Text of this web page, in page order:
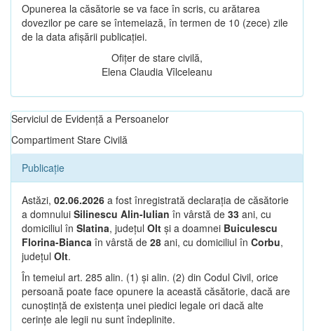
Opunerea la căsătorie se va face în scris, cu arătarea
dovezilor pe care se întemeiază, în termen de 10 (zece) zile
de la data afișării publicației.
Ofițer de stare civilă,
Elena Claudia Vîlceleanu
Serviciul de Evidență a Persoanelor
Compartiment Stare Civilă
Publicație
Astăzi, 02.06.2026 a fost înregistrată declarația de căsătorie
a domnului Silinescu Alin-Iulian în vârstă de 33 ani, cu
domiciliul în Slatina, județul Olt și a doamnei Buiculescu
Florina-Bianca în vârstă de 28 ani, cu domiciliul în Corbu,
județul Olt.
În temeiul art. 285 alin. (1) și alin. (2) din Codul Civil, orice
persoană poate face opunere la această căsătorie, dacă are
cunoștință de existența unei piedici legale ori dacă alte
cerințe ale legii nu sunt îndeplinite.